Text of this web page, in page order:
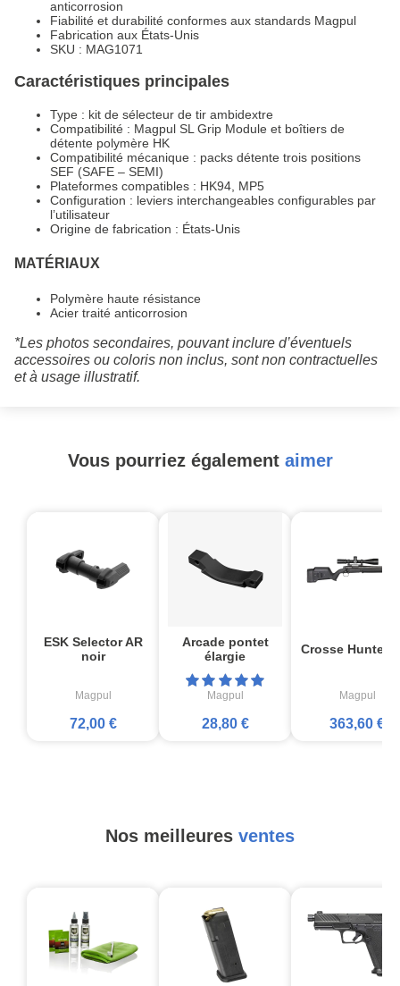
anticorrosion
Fiabilité et durabilité conformes aux standards Magpul
Fabrication aux États-Unis
SKU : MAG1071
Caractéristiques principales
Type : kit de sélecteur de tir ambidextre
Compatibilité : Magpul SL Grip Module et boîtiers de
détente polymère HK
Compatibilité mécanique : packs détente trois positions
SEF (SAFE – SEMI)
Plateformes compatibles : HK94, MP5
Configuration : leviers interchangeables configurables par
l’utilisateur
Origine de fabrication : États-Unis
MATÉRIAUX
Polymère haute résistance
Acier traité anticorrosion
*Les photos secondaires, pouvant inclure d’éventuels
accessoires ou coloris non inclus, sont non contractuelles
et à usage illustratif.
Vous pourriez également aimer
ESK Selector AR
noir
Magpul
72,00 €
Arcade pontet
élargie
Magpul
28,80 €
Crosse Hunter
Magpul
363,60 €
Nos meilleures ventes